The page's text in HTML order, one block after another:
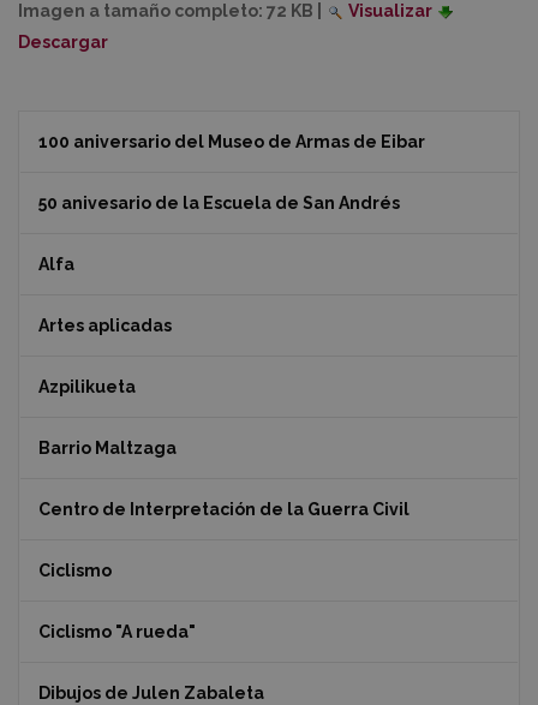
Imagen a tamaño completo: 72 KB
Visualizar
Descargar
100 aniversario del Museo de Armas de Eibar
50 anivesario de la Escuela de San Andrés
Alfa
Artes aplicadas
Azpilikueta
Barrio Maltzaga
Centro de Interpretación de la Guerra Civil
Ciclismo
Ciclismo "A rueda"
Dibujos de Julen Zabaleta